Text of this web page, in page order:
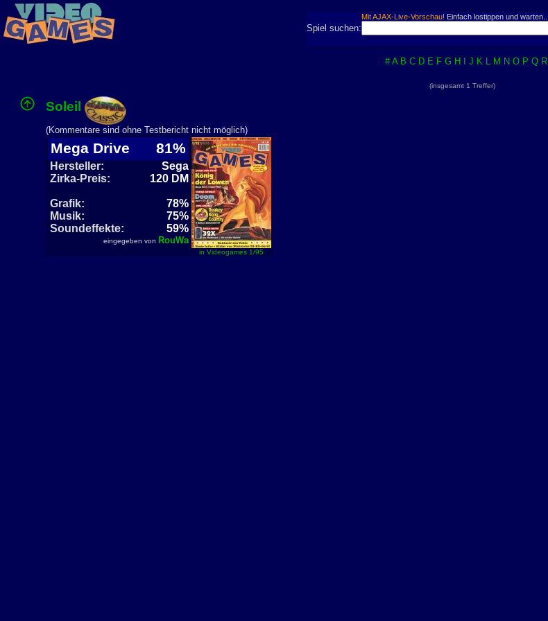
Mit AJAX-Live-Vorschau! Einfach lostippen und warten...
Spiel suchen:
# A B C D E F G H J K L M N O P Q R
(insgesamt 1 Treffer)
Soleil
(Kommentare sind ohne Testbericht nicht möglich)
Mega Drive 81%
Hersteller:
Sega
Zirka-Preis:
120 DM
Grafik:
78%
Musik:
75%
Soundeffekte:
59%
eingegeben von RouWa
in Videogames 1/95